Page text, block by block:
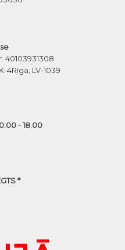
40103931308
4Rīga, LV-1039
- 18.00
*